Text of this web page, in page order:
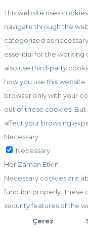
This website uses
navigate through the
categorized as
essential for the working
also use third-party
how you use this
browser only with your
out of these cookies.
affect your browsing
Necessary
Necessary
Her Zaman Etkin
Necessary cookies are
function properly. These
security features of the
Çerez